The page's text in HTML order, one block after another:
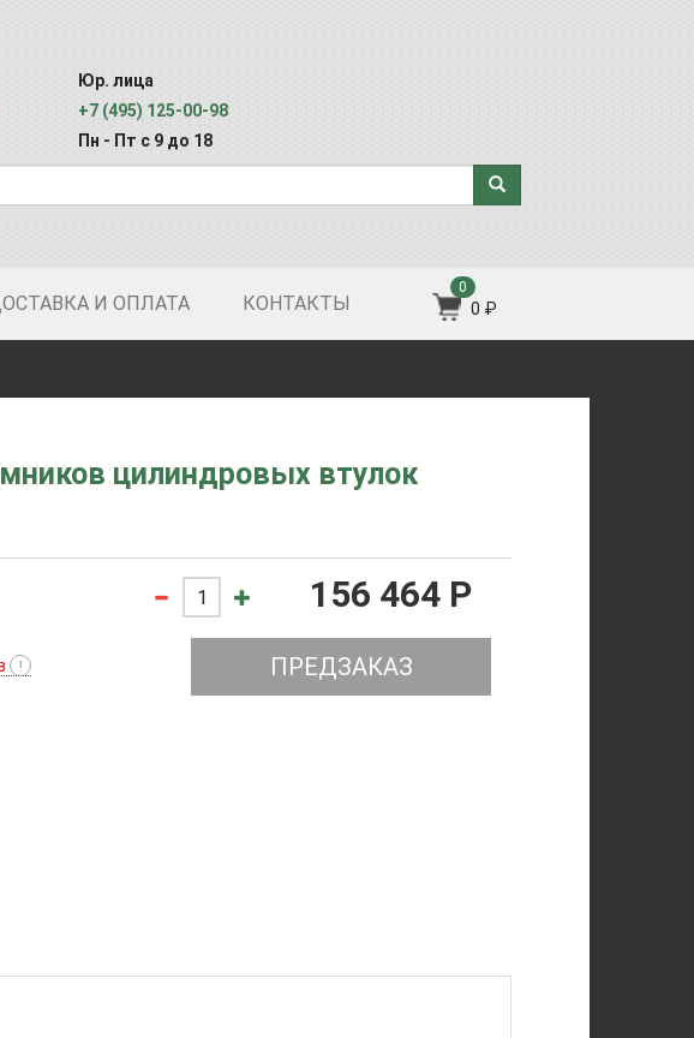
Юр. лица
+7 (495) 125-00-98
Пн - Пт с 9 до 18
И ОПЛАТА КОНТАКТЫ
0
0 ₽
цилиндровых втулок
156 464 P
! ПРЕДЗАКАЗ